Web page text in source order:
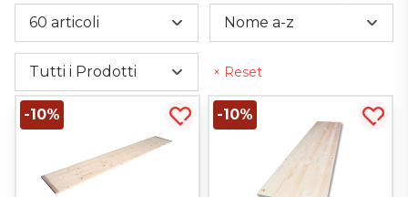
60 articoli Nome a-z
Tutti i Prodotti × Reset
-10%
Acquista più tardi
-10%
Teglie In Alluminio
Teglie Ondulate
Tavole Con Impugnatura
Tavole Senza Impugnatura
Carrelli
Teglie In Alluminio
Teglie In Lamiera Alluminata
Utensili Vari